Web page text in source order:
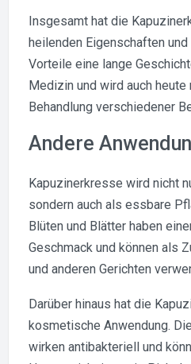
Insgesamt hat die
heilenden Eigenschaften
Vorteile eine lange
Medizin und wird auch
Behandlung verschiedener
Andere
Kapuzinerkresse wird nicht
sondern auch als essbare
Blüten und Blätter haben
Geschmack und können als
und anderen Gerichten
Darüber hinaus hat die
kosmetische Anwendung.
wirken antibakteriell und